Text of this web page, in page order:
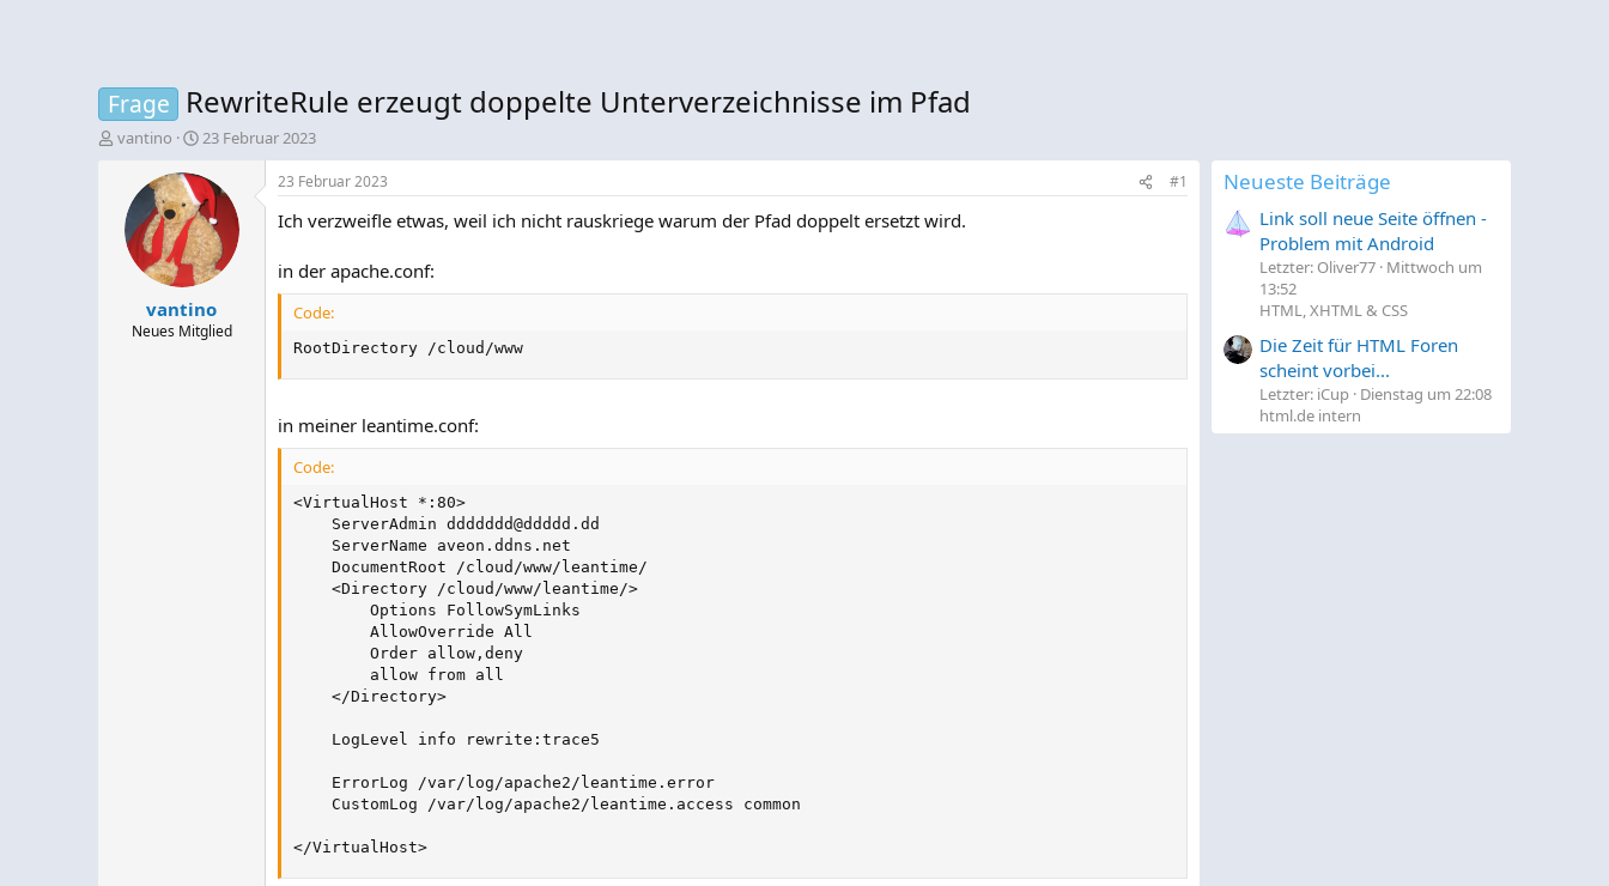
Frage RewriteRule erzeugt doppelte Unterverzeichnisse im Pfad
E
vantino
E
s
t
e
l
l
t
a
m
23 Februar 2023
vantino
Neues Mitglied
23 Februar 2023 #1
Ich verzweifle etwas, weil ich nicht rauskriege warum der Pfad doppelt ersetzt wird.
in der apache.conf:
Code:
RootDirectory /cloud/www
in meiner leantime.conf:
Code:
<VirtualHost *:80>
    ServerAdmin
ddddddd@ddddd.dd
    ServerName aveon.ddns.net
    DocumentRoot /cloud/www/leantime/
    <Directory /cloud/www/leantime/>
        Options FollowSymLinks
        AllowOverride All
        Order allow,deny
        allow from all
    </Directory>
    LogLevel info rewrite:trace5
    ErrorLog /var/log/apache2/leantime.error
    CustomLog /var/log/apache2/leantime.access common
</VirtualHost>
Neueste Beiträge
Link soll neue Seite öffnen -
Problem mit Android
Letzter: Oliver77 Mittwoch um
13:52
HTML, XHTML & CSS
Die Zeit für HTML Foren
scheint vorbei...
Letzter: iCup Dienstag um 22:08
html.de intern